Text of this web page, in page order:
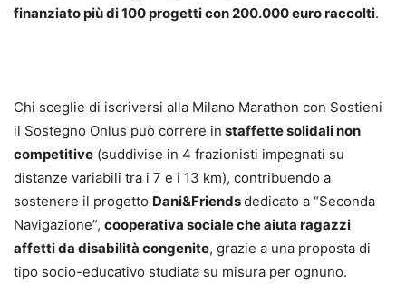
finanziato più di 100 progetti con 200.000 euro raccolti.
Chi sceglie di iscriversi alla Milano Marathon con Sostieni
il Sostegno Onlus può correre in staffette solidali non
competitive (suddivise in 4 frazionisti impegnati su
distanze variabili tra i 7 e i 13 km), contribuendo a
sostenere il progetto Dani&Friendsdedicato a “Seconda
Navigazione”, cooperativa sociale che aiuta ragazzi
affetti da disabilità congenite, grazie a una proposta di
tipo socio-educativo studiata su misura per ognuno.